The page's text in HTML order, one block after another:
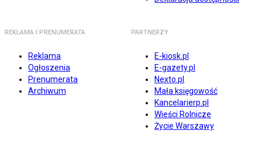
REKLAMA I PRENUMERATA
Reklama
Ogłoszenia
Prenumerata
Archiwum
PARTNERZY
E-kiosk.pl
E-gazety.pl
Nexto.pl
Mała księgowość
Kancelarierp.pl
Wieści Rolnicze
Życie Warszawy